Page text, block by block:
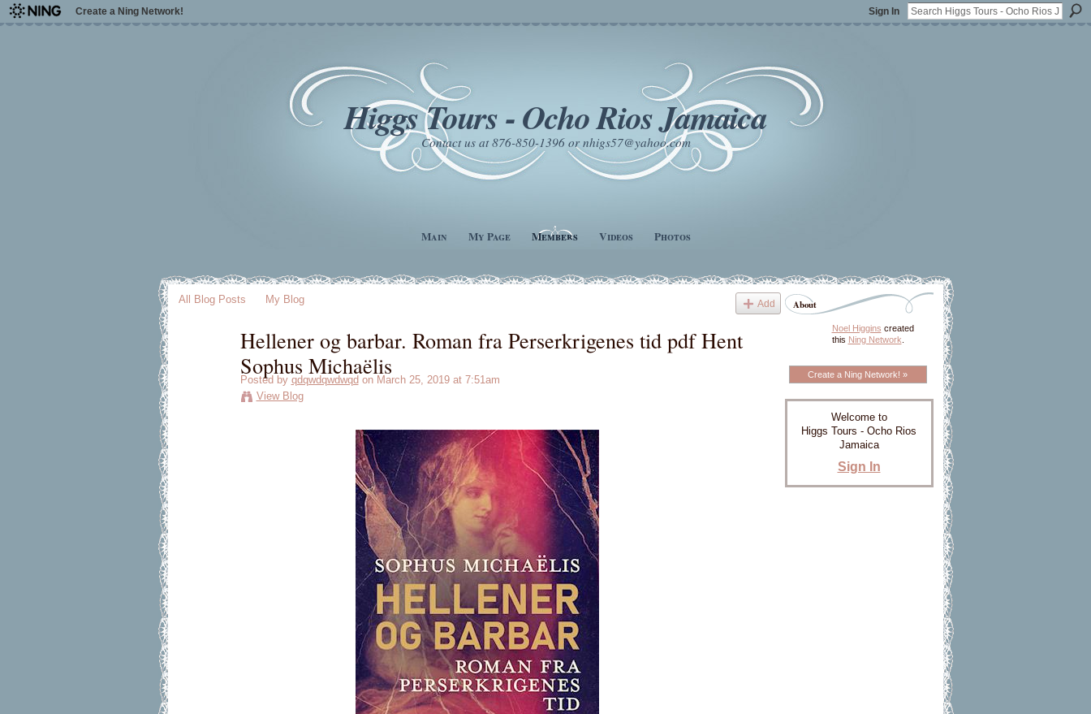
Create a Ning Network! Sign In
Higgs Tours - Ocho Rios Jamaica
Contact us at 876-850-1396 or nhigs57@yahoo.com
Main My Page Members Videos Photos
All Blog Posts My Blog Add
Hellener og barbar. Roman fra Perserkrigenes tid pdf Hent
Sophus Michaëlis
Posted by qdqwdqwdwqdon March 25, 2019 at 7:51am
View Blog
About
Noel Higgins created
this Ning Network
Create a Ning Network! »
Welcome to
Higgs Tours - Ocho Rios
Jamaica
Sign In